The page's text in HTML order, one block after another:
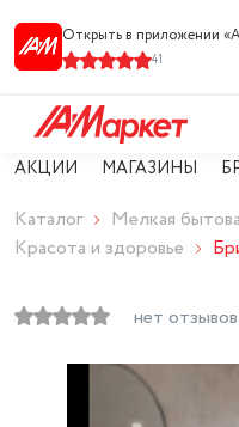
Открыть в приложении
41
АКЦИИ МАГАЗИНЫ
Каталог
Мелкая
Красота и здоровье
нет отзывов